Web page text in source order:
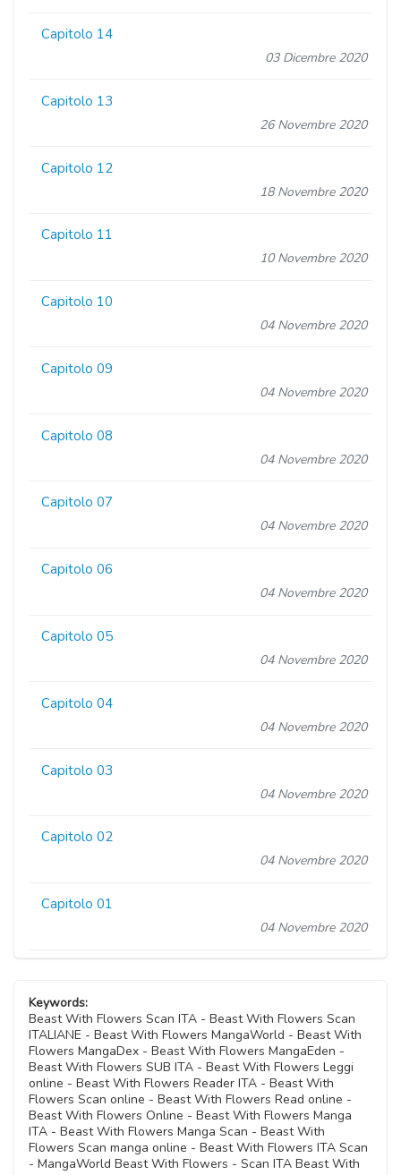
Capitolo 14
03 Dicembre 2020
Capitolo 13
26 Novembre 2020
Capitolo 12
18 Novembre 2020
Capitolo 11
10 Novembre 2020
Capitolo 10
04 Novembre 2020
Capitolo 09
04 Novembre 2020
Capitolo 08
04 Novembre 2020
Capitolo 07
04 Novembre 2020
Capitolo 06
04 Novembre 2020
Capitolo 05
04 Novembre 2020
Capitolo 04
04 Novembre 2020
Capitolo 03
04 Novembre 2020
Capitolo 02
04 Novembre 2020
Capitolo 01
04 Novembre 2020
Keywords:
Beast With Flowers Scan ITA - Beast With Flowers Scan
ITALIANE - Beast With Flowers MangaWorld - Beast With
Flowers MangaDex - Beast With Flowers MangaEden -
Beast With Flowers SUB ITA - Beast With Flowers Leggi
online - Beast With Flowers Reader ITA - Beast With
Flowers Scan online - Beast With Flowers Read online -
Beast With Flowers Online - Beast With Flowers Manga
ITA - Beast With Flowers Manga Scan - Beast With
Flowers Scan manga online - Beast With Flowers ITA Scan
- MangaWorld Beast With Flowers - Scan ITA Beast With